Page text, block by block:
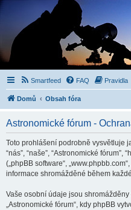
Smartfeed FAQ Pravidla
Domů Obsah fóra
Astronomické fórum -
Toto prohlášení podrobně vysvětluje
“nás”, “naše”, “Astronomické fórum”,
(„phpBB software“,
informace shromážděné během
Vaše osobní údaje jsou
„Astronomické fórum“, kdy phpBB